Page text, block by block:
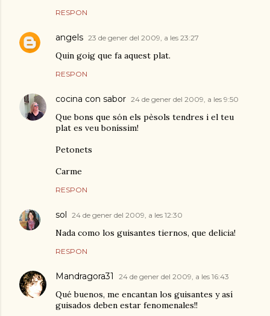
RESPON
angels 23 de gener del 2009, a les 23:27
Quin goig que fa aquest plat.
RESPON
cocina con sabor 24 de gener del 2009, a les 9:50
Que bons que són els pèsols tendres i el teu
plat es veu boníssim!
Petonets
Carme
RESPON
sol 24 de gener del 2009, a les 12:30
Nada como los guisantes tiernos, que delicia!
RESPON
Mandragora31 24 de gener del 2009, a les 16:43
Qué buenos, me encantan los guisantes y así
guisados deben estar fenomenales!!